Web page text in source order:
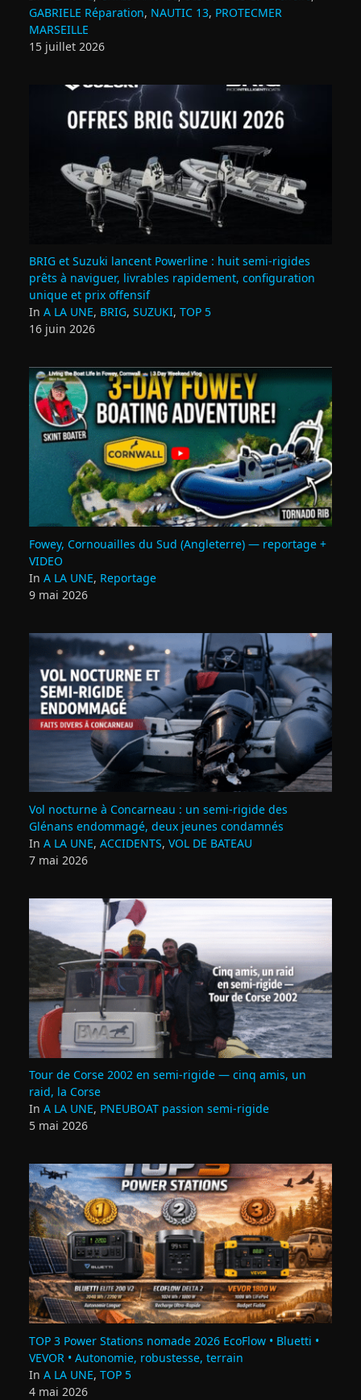
GABRIELE Réparation, NAUTIC 13, PROTECMER
MARSEILLE
15 juillet 2026
BRIG et Suzuki lancent Powerline : huit semi‑rigides
prêts à naviguer, livrables rapidement, configuration
unique et prix offensif
In A LA UNE, BRIG, SUZUKI, TOP 5
16 juin 2026
Fowey, Cornouailles du Sud (Angleterre) — reportage +
VIDEO
In A LA UNE, Reportage
9 mai 2026
Vol nocturne à Concarneau : un semi‑rigide des
Glénans endommagé, deux jeunes condamnés
In A LA UNE, ACCIDENTS, VOL DE BATEAU
7 mai 2026
Tour de Corse 2002 en semi‑rigide — cinq amis, un
raid, la Corse
In A LA UNE, PNEUBOAT passion semi-rigide
5 mai 2026
TOP 3 Power Stations nomade 2026 EcoFlow • Bluetti •
VEVOR • Autonomie, robustesse, terrain
In A LA UNE, TOP 5
4 mai 2026